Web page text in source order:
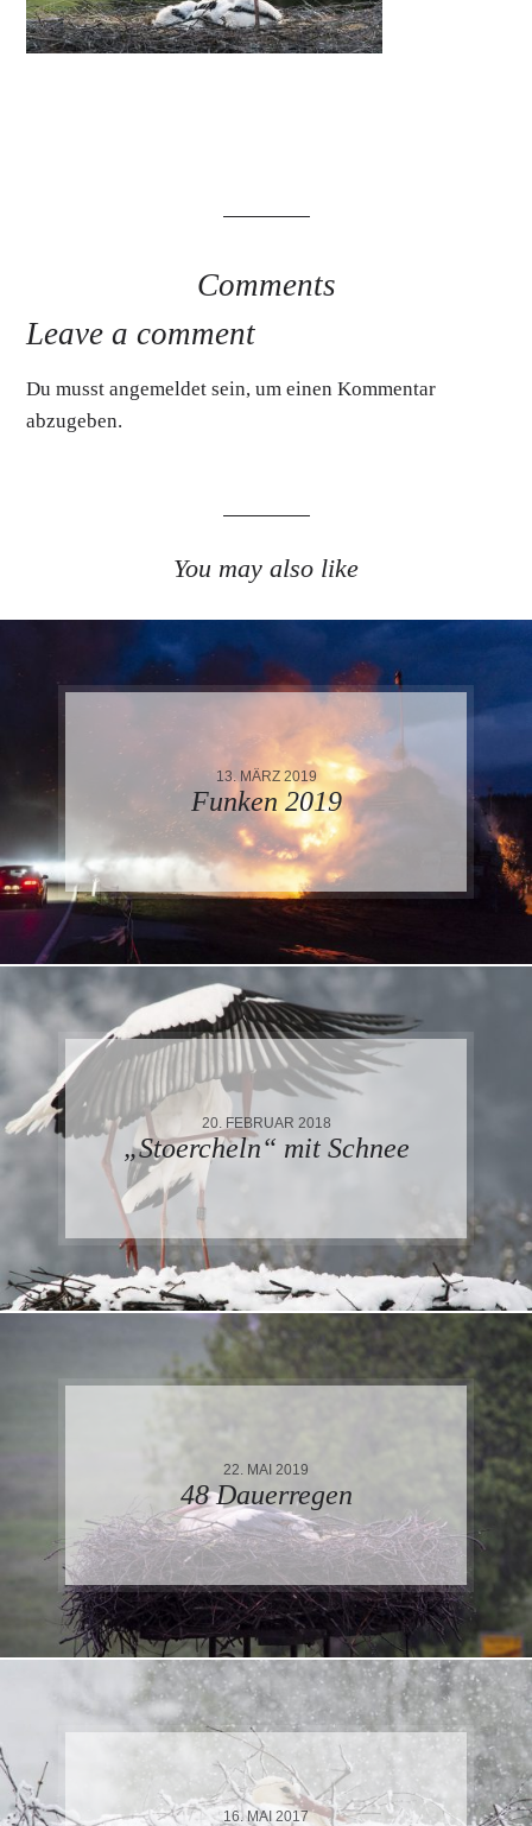
Comments
Leave a comment
Du musstangemeldet sein, um einen Kommentar
abzugeben.
You may also like
13. MÄRZ 2019
Funken 2019
20. FEBRUAR 2018
„Stoercheln“ mit Schnee
22. MAI 2019
48 Dauerregen
16. MAI 2017